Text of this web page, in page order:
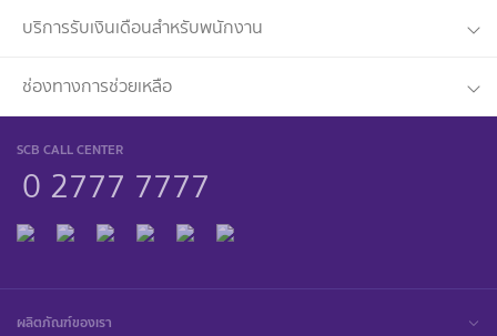
บริการรับเงินเดือนสำหรับพนักงาน
ช่องทางการช่วยเหลือ
SCB CALL CENTER
0 2777 7777
ผลิตภัณฑ์ของเรา